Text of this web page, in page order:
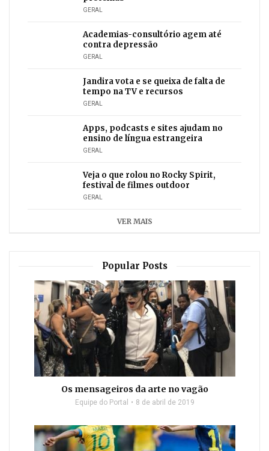
GERAL
Academias-consultório agem até
contra depressão
GERAL
Jandira vota e se queixa de falta de
tempo na TV e recursos
GERAL
Apps, podcasts e sites ajudam no
ensino de língua estrangeira
GERAL
Veja o que rolou no Rocky Spirit,
festival de filmes outdoor
GERAL
VER MAIS
Popular Posts
Os mensageiros da arte no vagão
Equipe do Portal 8 de abril de 2019